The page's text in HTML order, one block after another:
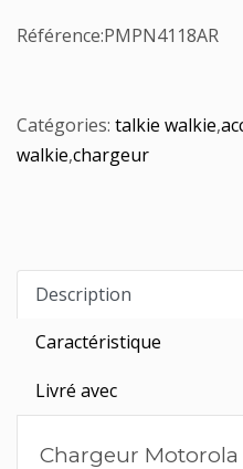
Référence:PMPN4118AR
Catégories: talkie walkie,
walkie,chargeur
Description
Caractéristique
Livré avec
Chargeur Motorola